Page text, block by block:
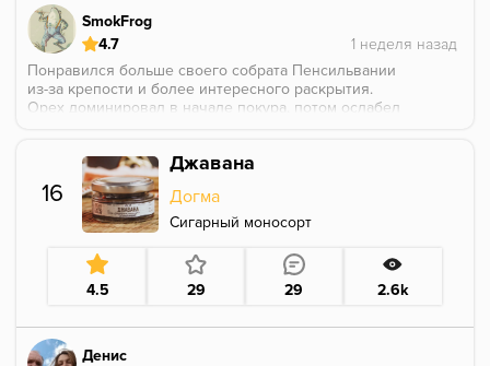
SmokFrog
4.7
Понравился больше своего собрата Пенсильвании
из-за крепости и более интересного раскрытия.
Орех доминировал в начале покура, потом ослабел
всю сессию + еще была небольшая сладость.
16
Джавана
Догма
Сигарный моносорт
4.5 29 29 2.6k
Денис